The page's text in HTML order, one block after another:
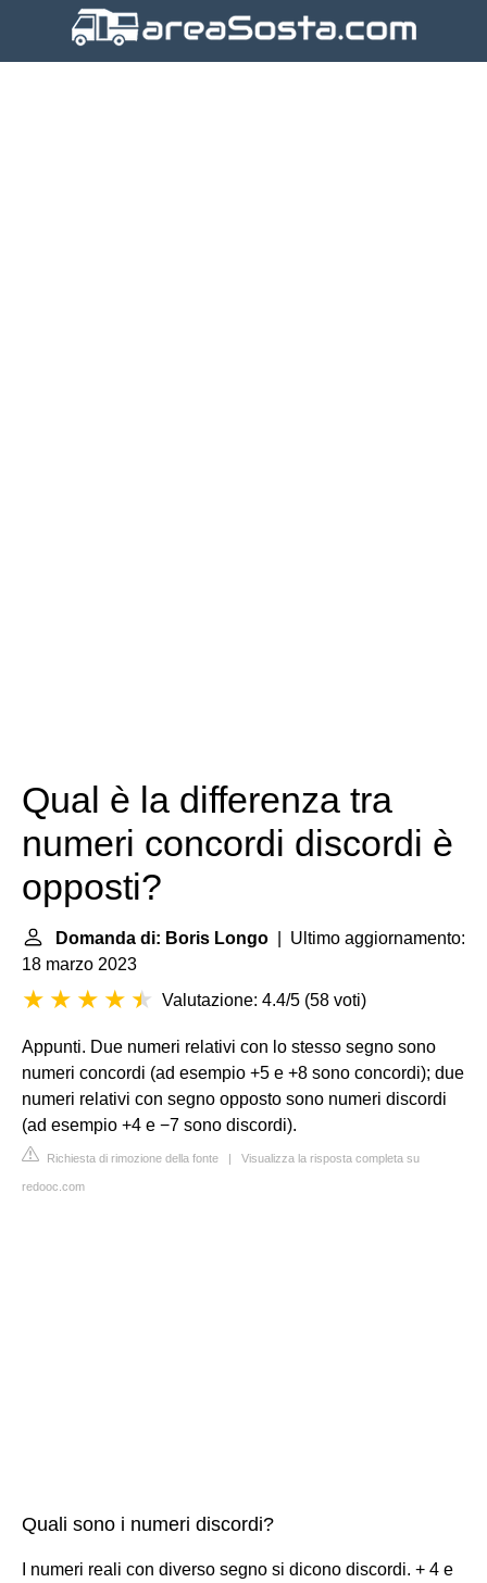
Qual è la differenza tra
numeri concordi discordi è
opposti?
Domanda di: Boris Longo | Ultimo aggiornamento:
18 marzo 2023
Valutazione: 4.4/5 (58 voti)
Appunti. Due numeri relativi con lo stesso segno sono
numeri concordi (ad esempio +5 e +8 sono concordi); due
numeri relativi con segno opposto sono numeri discordi
(ad esempio +4 e −7 sono discordi).
Richiesta di rimozione della fonte | Visualizza la risposta completa su
redooc.com
Quali sono i numeri discordi?
I numeri reali con diverso segno si dicono discordi. + 4 e